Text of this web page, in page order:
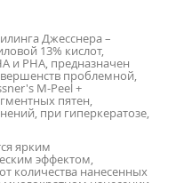
Джесснера –
13% кислот,
и РНА, предназначен
проблемной,
M-Peel +
пятен,
при гиперкератозе,
ярким
эффектом,
количества нанесенных